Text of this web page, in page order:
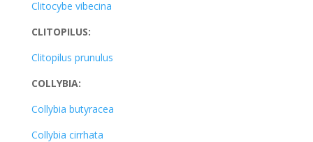
Clitocybe vibecina
CLITOPILUS:
Clitopilus prunulus
COLLYBIA:
Collybia butyracea
Collybia cirrhata